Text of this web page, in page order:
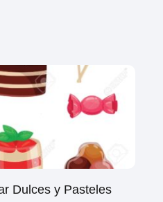
Dulces y Pasteles